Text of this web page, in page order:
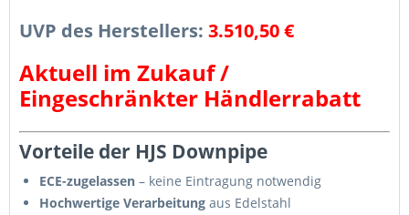
UVP des Herstellers: 3.510,50 €
Aktuell im Zukauf /
Eingeschränkter Händlerrabatt
Vorteile der HJS Downpipe
ECE-zugelassen – keine Eintragung notwendig
Hochwertige Verarbeitung aus Edelstahl